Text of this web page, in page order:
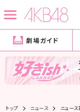
劇場ガイド
トップ ニュース ニュー